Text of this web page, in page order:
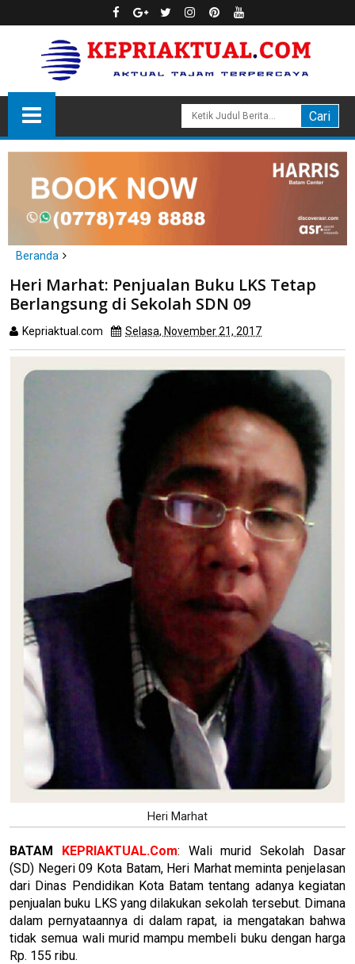
Beranda
Batam
politik
Heri Marhat: Penjualan Buku LKS Tetap Berlangsung di Sekolah
Heri Marhat: Penjualan Buku LKS Tetap
Berlangsung di Sekolah SDN 09
Kepriaktual.com Selasa, November 21, 2017
Heri Marhat
BATAM KEPRIAKTUAL.Com: Wali murid Sekolah Dasar
(SD) Negeri 09 Kota Batam, Heri Marhat meminta penjelasan
dari Dinas Pendidikan Kota Batam tentang adanya kegiatan
penjualan buku LKS yang dilakukan sekolah tersebut. Dimana
dalam pernyataannya di dalam rapat, ia mengatakan bahwa
tidak semua wali murid mampu membeli buku dengan harga
Rp. 155 ribu.